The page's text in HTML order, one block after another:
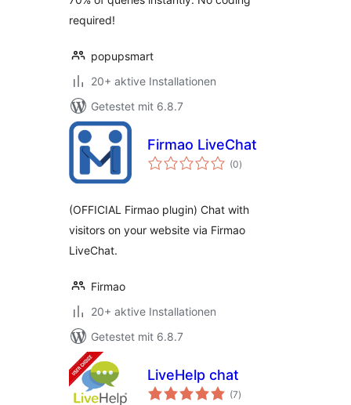
required!
popupsmart
20+ aktive Installationen
Getestet mit 6.8.7
Firmao LiveChat
(0Bewertungen
insgesamt
)
(OFFICIAL Firmao plugin) Chat with
visitors on your website via Firmao
LiveChat.
Firmao
20+ aktive Installationen
Getestet mit 6.8.7
LiveHelp chat
(7Bewertungen
insgesamt
)